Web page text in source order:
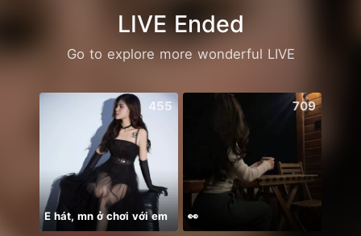
LIVE Ended
Go to explore more wonderful LIVE
455
E hát, mn ở chơi với em
709
👀